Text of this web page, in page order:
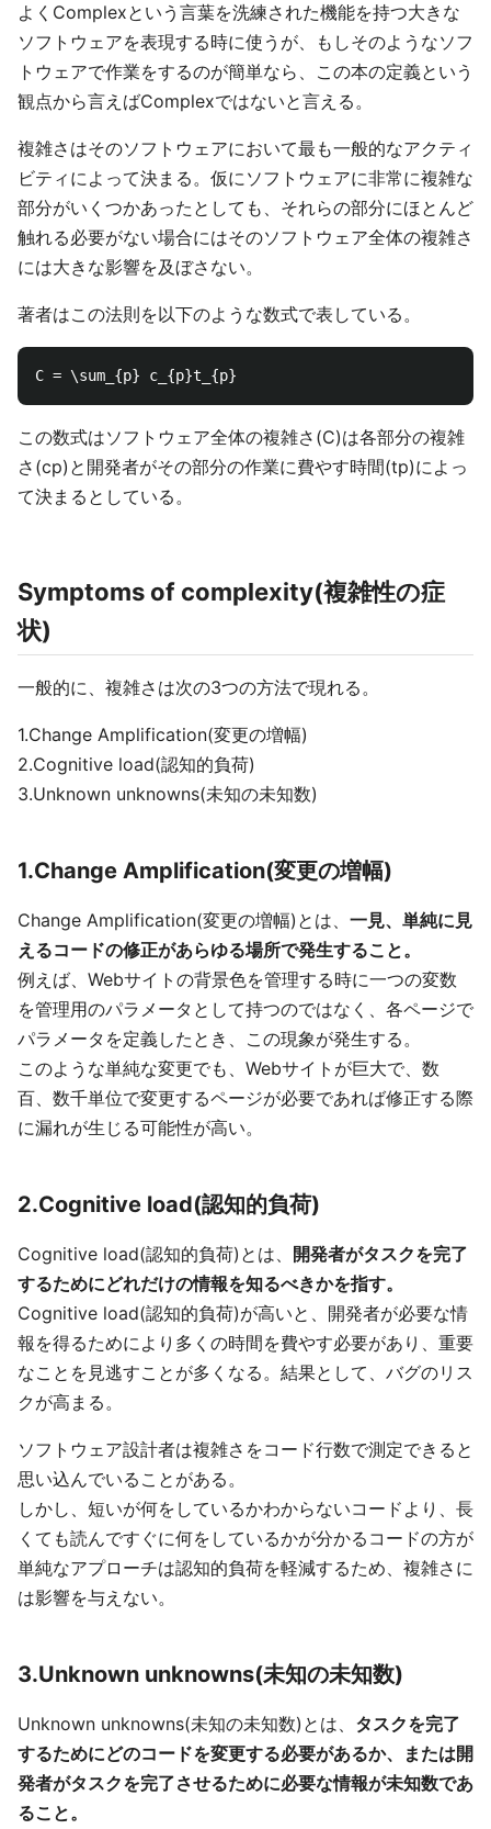
よくComplexという言葉を洗練された機能を持つ大きな
ソフトウェアを表現する時に使うが、もしそのようなソフ
トウェアで作業をするのが簡単なら、この本の定義という
観点から言えばComplexではないと言える。
複雑さはそのソフトウェアにおいて最も一般的なアクティ
ビティによって決まる。仮にソフトウェアに非常に複雑な
部分がいくつかあったとしても、それらの部分にほとんど
触れる必要がない場合にはそのソフトウェア全体の複雑さ
には大きな影響を及ぼさない。
著者はこの法則を以下のような数式で表している。
この数式はソフトウェア全体の複雑さ(C)は各部分の複雑
さ(cp)と開発者がその部分の作業に費やす時間(tp)によっ
て決まるとしている。
Symptoms of complexity(複雑性の症
状)
一般的に、複雑さは次の3つの方法で現れる。
1.Change Amplification(変更の増幅)
2.Cognitive load(認知的負荷)
3.Unknown unknowns(未知の未知数)
1.Change Amplification(変更の増幅)
Change Amplification(変更の増幅)とは、 一見、単純に見
えるコードの修正があらゆる場所で発生すること。
例えば、Webサイトの背景色を管理する時に一つの変数
を管理用のパラメータとして持つのではなく、各ページで
パラメータを定義したとき、この現象が発生する。
このような単純な変更でも、Webサイトが巨大で、数
百、数千単位で変更するページが必要であれば修正する際
に漏れが生じる可能性が高い。
2.Cognitive load(認知的負荷)
Cognitive load(認知的負荷)とは、 開発者がタスクを完了
するためにどれだけの情報を知るべきかを指す。
Cognitive load(認知的負荷)が高いと、開発者が必要な情
報を得るためにより多くの時間を費やす必要があり、重要
なことを見逃すことが多くなる。結果として、バグのリス
クが高まる。
ソフトウェア設計者は複雑さをコード行数で測定できると
思い込んでいることがある。
しかし、短いが何をしているかわからないコードより、長
くても読んですぐに何をしているかが分かるコードの方が
単純なアプローチは認知的負荷を軽減するため、複雑さに
は影響を与えない。
3.Unknown unknowns(未知の未知数)
Unknown unknowns(未知の未知数)とは、 タスクを完了
するためにどのコードを変更する必要があるか、または開
発者がタスクを完了させるために必要な情報が未知数であ
ること。